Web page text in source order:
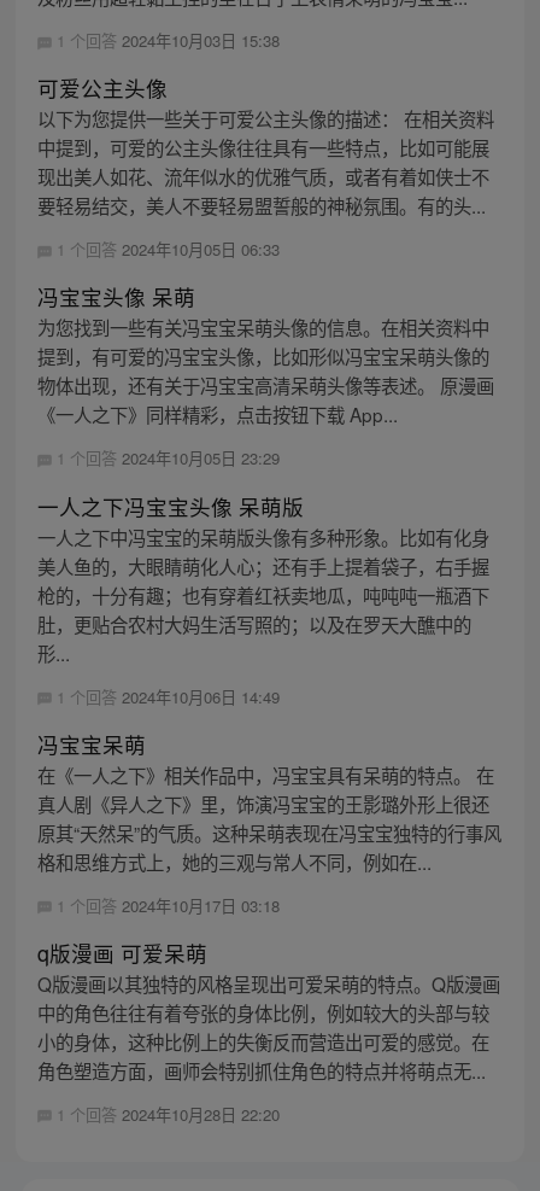
1 个回答 2024年10月03日 15:38
可爱公主头像
以下为您提供一些关于可爱公主头像的描述： 在相关资料
中提到，可爱的公主头像往往具有一些特点，比如可能展
现出美人如花、流年似水的优雅气质，或者有着如侠士不
要轻易结交，美人不要轻易盟誓般的神秘氛围。有的头...
1 个回答 2024年10月05日 06:33
冯宝宝头像 呆萌
为您找到一些有关冯宝宝呆萌头像的信息。在相关资料中
提到，有可爱的冯宝宝头像，比如形似冯宝宝呆萌头像的
物体出现，还有关于冯宝宝高清呆萌头像等表述。 原漫画
《一人之下》同样精彩，点击按钮下载 App...
1 个回答 2024年10月05日 23:29
一人之下冯宝宝头像 呆萌版
一人之下中冯宝宝的呆萌版头像有多种形象。比如有化身
美人鱼的，大眼睛萌化人心；还有手上提着袋子，右手握
枪的，十分有趣；也有穿着红袄卖地瓜，吨吨吨一瓶酒下
肚，更贴合农村大妈生活写照的；以及在罗天大醮中的
形...
1 个回答 2024年10月06日 14:49
冯宝宝呆萌
在《一人之下》相关作品中，冯宝宝具有呆萌的特点。 在
真人剧《异人之下》里，饰演冯宝宝的王影璐外形上很还
原其“天然呆”的气质。这种呆萌表现在冯宝宝独特的行事风
格和思维方式上，她的三观与常人不同，例如在...
1 个回答 2024年10月17日 03:18
q版漫画 可爱呆萌
Q版漫画以其独特的风格呈现出可爱呆萌的特点。Q版漫画
中的角色往往有着夸张的身体比例，例如较大的头部与较
小的身体，这种比例上的失衡反而营造出可爱的感觉。在
角色塑造方面，画师会特别抓住角色的特点并将萌点无...
1 个回答 2024年10月28日 22:20